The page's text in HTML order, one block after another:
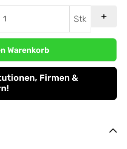
Stk
Warenkorb
Firmen &